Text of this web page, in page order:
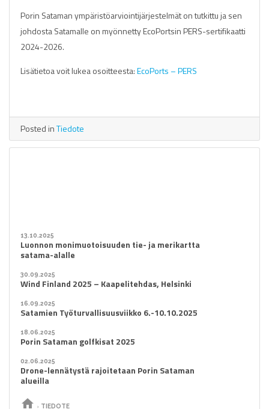
Porin Sataman ympäristöarviointijärjestelmät on tutkittu ja sen
johdosta Satamalle on myönnetty EcoPortsin PERS-sertifikaatti
2024-2026.
Lisätietoa voit lukea osoitteesta:EcoPorts – PERS
Posted inTiedote
13.10.2025
Luonnon monimuotoisuuden tie- ja merikartta
satama-alalle
30.09.2025
Wind Finland 2025 – Kaapelitehdas, Helsinki
16.09.2025
Satamien Työturvallisuusviikko 6.-10.10.2025
18.06.2025
Porin Sataman golfkisat 2025
02.06.2025
Drone-lennätystä rajoitetaan Porin Sataman
alueilla
home › TIEDOTE